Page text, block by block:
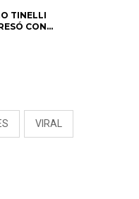
TINELLI
CON
AMOR
VIRAL